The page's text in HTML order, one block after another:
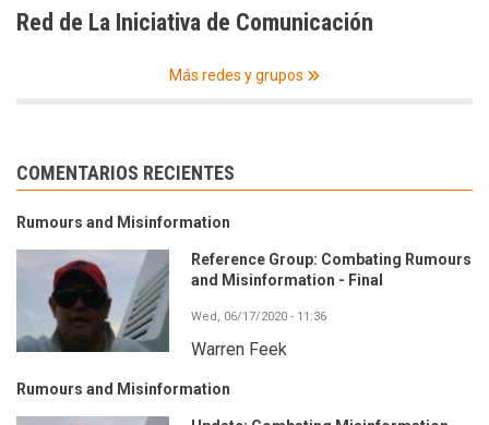
Red de La Iniciativa de Comunicación
Más redes y grupos
COMENTARIOS RECIENTES
Rumours and Misinformation
Reference Group: Combating Rumours
and Misinformation - Final
Wed, 06/17/2020 - 11:36
Warren Feek
Rumours and Misinformation